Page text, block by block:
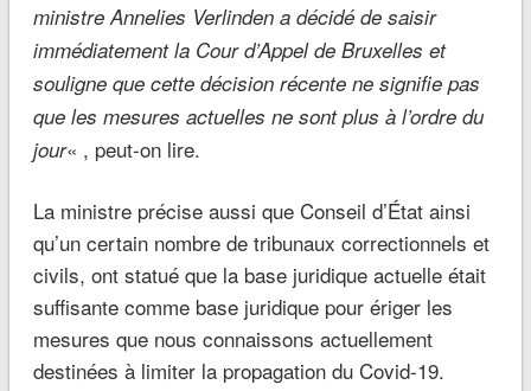
ministre Annelies Verlinden a décidé de saisir
immédiatement la Cour d’Appel de Bruxelles et
souligne que cette décision récente ne signifie pas
que les mesures actuelles ne sont plus à l’ordre du
jour« , peut-on lire.
La ministre précise aussi que Conseil d’État ainsi
qu’un certain nombre de tribunaux correctionnels et
civils, ont statué que la base juridique actuelle était
suffisante comme base juridique pour ériger les
mesures que nous connaissons actuellement
destinées à limiter la propagation du Covid-19.